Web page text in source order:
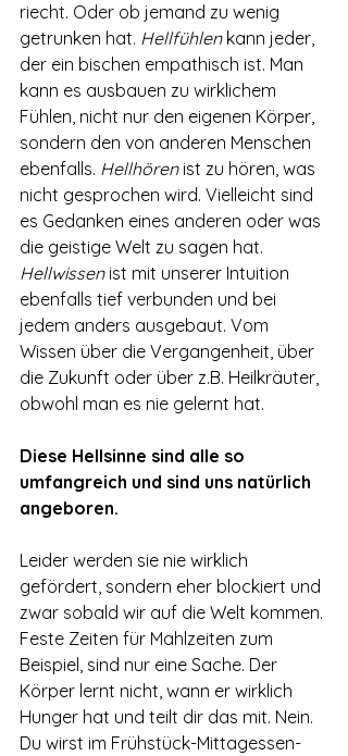
riecht. Oder ob jemand zu wenig
getrunken hat. Hellfühlen kann jeder,
der ein bischen empathisch ist. Man
kann es ausbauen zu wirklichem
Fühlen, nicht nur den eigenen Körper,
sondern den von anderen Menschen
ebenfalls. Hellhören ist zu hören, was
nicht gesprochen wird. Vielleicht sind
es Gedanken eines anderen oder was
die geistige Welt zu sagen hat.
Hellwissen ist mit unserer Intuition
ebenfalls tief verbunden und bei
jedem anders ausgebaut. Vom
Wissen über die Vergangenheit, über
die Zukunft oder über z.B. Heilkräuter,
obwohl man es nie gelernt hat.
Diese Hellsinne sind alle so
umfangreich und sind uns natürlich
angeboren.
Leider werden sie nie wirklich
gefördert, sondern eher blockiert und
zwar sobald wir auf die Welt kommen.
Feste Zeiten für Mahlzeiten zum
Beispiel, sind nur eine Sache. Der
Körper lernt nicht, wann er wirklich
Hunger hat und teilt dir das mit. Nein.
Du wirst im Frühstück-Mittagessen-